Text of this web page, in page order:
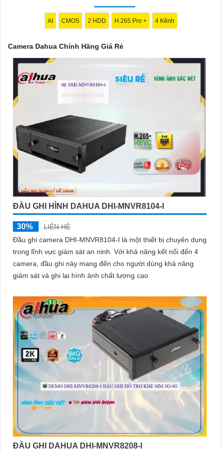
AI CMOS 2 HDD H.265 Pro + 4 Kênh
Camera Dahua Chính Hãng Giá Rẻ
ĐẦU GHI HÌNH DAHUA DHI-MNVR8104-I
30%
LIÊN HỆ
Đầu ghi camera DHI-MNVR8104-I là một thiết bị chuyên dụng
trong lĩnh vực giám sát an ninh. Với khả năng kết nối đến 4
camera, đầu ghi này mang đến cho người dùng khả năng
giám sát và ghi lại hình ảnh chất lượng cao
ĐẦU GHI DAHUA DHI-MNVR8208-I